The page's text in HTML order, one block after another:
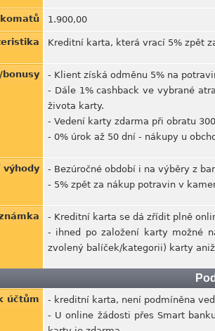
1.900,00
Kreditní karta, která vrací 5% zpět
bonusy
- Klient získá odměnu 5% na
- Dále 1% cashback ve vybrané
života karty.
- Vedení karty zdarma při obratu
- 0% úrok až 50 dní - nákupy u
výhody
- Bezúročné období i na výběry z
- 5% zpět za nákup potravin v
- Kreditní karta se dá zřídit plně
- ihned po založení karty možné
zvolený balíček/kategorii) karty
účtům
- kreditní karta, není podmíněna
- U online žádosti přes Smart